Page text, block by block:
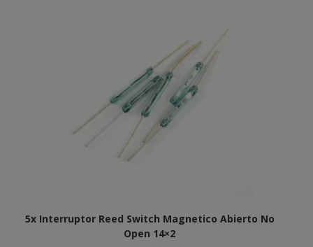
5x Interruptor Reed Switch Magnetico Abierto No
Open 14×2